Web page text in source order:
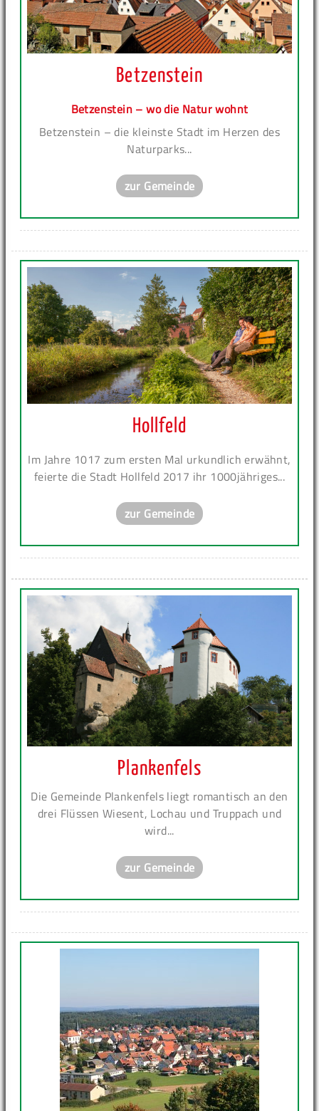
Betzenstein
Betzenstein – wo die Natur wohnt
Betzenstein – die kleinste Stadt im Herzen des
Naturparks...
zur Gemeinde
Hollfeld
Im Jahre 1017 zum ersten Mal urkundlich erwähnt,
feierte die Stadt Hollfeld 2017 ihr 1000jähriges...
zur Gemeinde
Plankenfels
Die Gemeinde Plankenfels liegt romantisch an den
drei Flüssen Wiesent, Lochau und Truppach und
wird...
zur Gemeinde